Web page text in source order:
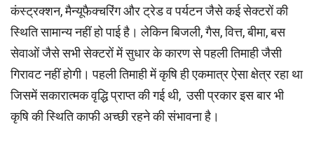
कंस्ट्रक्शन, मैन्यूफैक्चरिंग और ट्रेड व पर्यटन जैसे कई सेक्टरों की
स्थिति सामान्य नहीं हो पाई है। लेकिन बिजली, गैस, वित्त, बीमा, बस
सेवाओं जैसे सभी सेक्टरों में सुधार के कारण से पहली तिमाही जैसी
गिरावट नहीं होगी। पहली तिमाही में कृषि ही एकमात्र ऐसा क्षेत्र रहा था
जिसमें सकारात्मक वृद्धि प्राप्‍त की गई थी, उसी प्रकार इस बार भी
कृषि की स्थिति काफी अच्छी रहने की संभावना है।